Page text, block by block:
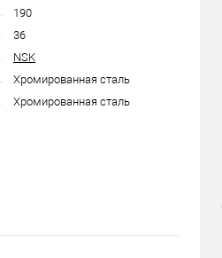
190
36
NSK
Хромированная сталь
Хромированная сталь